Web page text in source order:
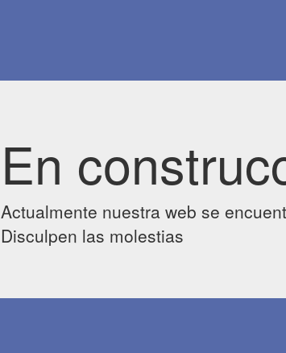
En
Actualmente nuestra web se
Disculpen las molestias